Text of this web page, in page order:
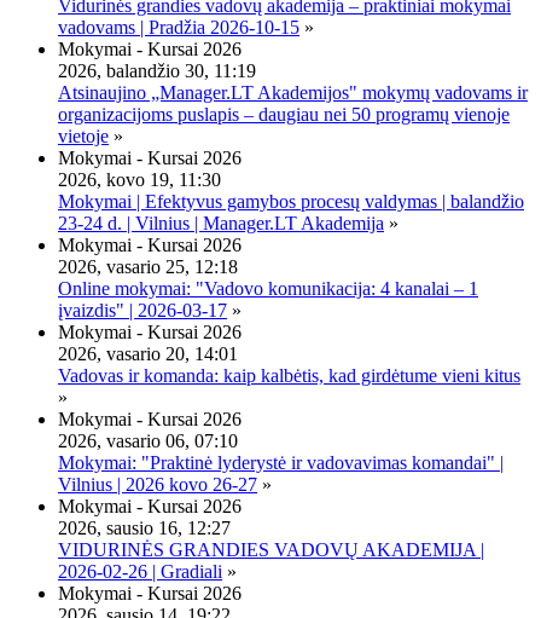
Vidurinės grandies vadovų akademija – praktiniai mokymai
vadovams | Pradžia 2026-10-15 »
Mokymai - Kursai 2026
2026, balandžio 30, 11:19
Atsinaujino „Manager.LT Akademijos" mokymų vadovams ir
organizacijoms puslapis – daugiau nei 50 programų vienoje
vietoje »
Mokymai - Kursai 2026
2026, kovo 19, 11:30
Mokymai | Efektyvus gamybos procesų valdymas | balandžio
23-24 d. | Vilnius | Manager.LT Akademija »
Mokymai - Kursai 2026
2026, vasario 25, 12:18
Online mokymai: "Vadovo komunikacija: 4 kanalai – 1
įvaizdis" | 2026-03-17 »
Mokymai - Kursai 2026
2026, vasario 20, 14:01
Vadovas ir komanda: kaip kalbėtis, kad girdėtume vieni kitus
»
Mokymai - Kursai 2026
2026, vasario 06, 07:10
Mokymai: "Praktinė lyderystė ir vadovavimas komandai" |
Vilnius | 2026 kovo 26-27 »
Mokymai - Kursai 2026
2026, sausio 16, 12:27
VIDURINĖS GRANDIES VADOVŲ AKADEMIJA |
2026-02-26 | Gradiali »
Mokymai - Kursai 2026